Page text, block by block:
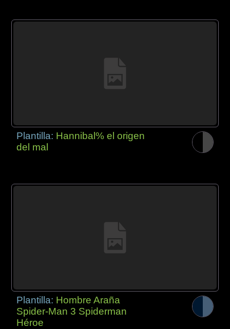
Plantilla: Hannibal% el origen
del mal
Plantilla: Hombre Araña
Spider-Man 3 Spiderman
Héroe